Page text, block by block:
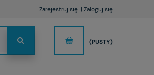
Zarejestruj się Zaloguj się
(PUSTY)